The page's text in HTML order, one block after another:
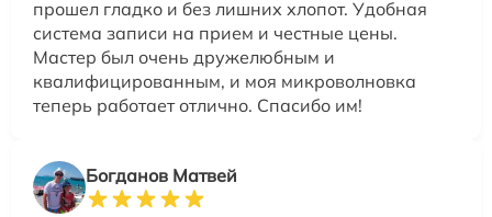
прошел гладко и без лишних хлопот. Удобная
система записи на прием и честные цены.
Мастер был очень дружелюбным и
квалифицированным, и моя микроволновка
теперь работает отлично. Спасибо им!
Богданов Матвей